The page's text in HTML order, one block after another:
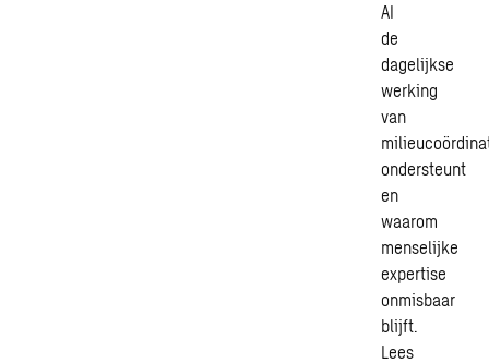
AI
de
dagelijkse
werking
van
ondersteunt
en
waarom
menselijke
expertise
onmisbaar
blijft.
Lees